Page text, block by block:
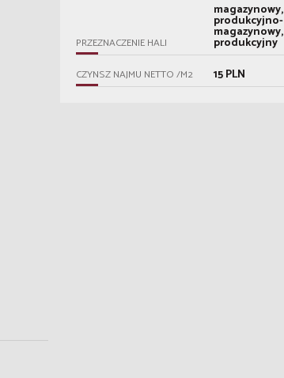
PRZEZNACZENIE HALI
magazynowy,
produkcyjno-
magazynowy,
produkcyjny
CZYNSZ NAJMU NETTO /M2 15 PLN